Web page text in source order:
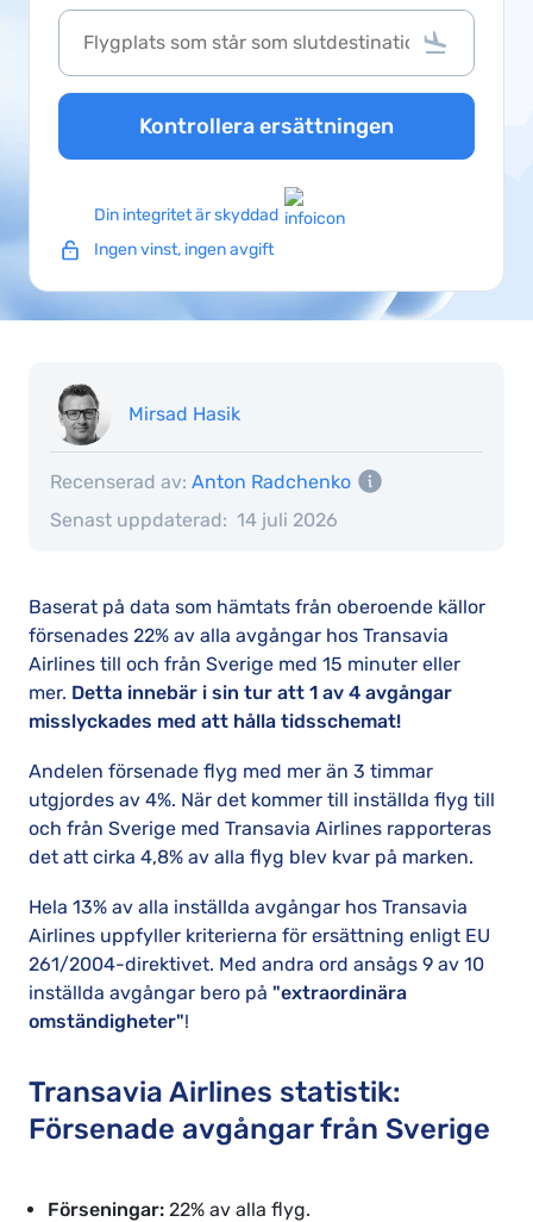
Kontrollera ersättningen
Din integritet är skyddad
Ingen vinst, ingen avgift
Mirsad Hasik
Senast uppdaterad: 14 juli 2026
Recenserad av: Anton Radchenko
Baserat på data som hämtats från oberoende källor
försenades 22% av alla avgångar hos Transavia
Airlines till och från Sverige med 15 minuter eller
mer. Detta innebär i sin tur att 1 av 4 avgångar
misslyckades med att hålla tidsschemat!
Andelen försenade flyg med mer än 3 timmar
utgjordes av 4%. När det kommer till inställda flyg till
och från Sverige med Transavia Airlines rapporteras
det att cirka 4,8% av alla flyg blev kvar på marken.
Hela 13% av alla inställda avgångar hos Transavia
Airlines uppfyller kriterierna för ersättning enligt EU
261/2004-direktivet. Med andra ord ansågs 9 av 10
inställda avgångar bero på "extraordinära
omständigheter"!
Transavia Airlines statistik:
Försenade avgångar från Sverige
Förseningar: 22% av alla flyg.